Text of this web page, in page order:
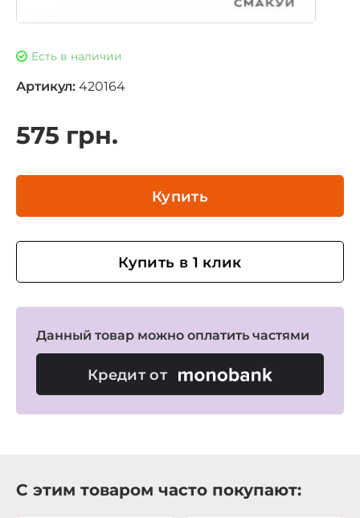
Есть в наличии
Артикул: 420164
575 грн.
Купить
Купить в 1 клик
Данный товар можно оплатить частями
Кредит от
С этим товаром часто покупают: